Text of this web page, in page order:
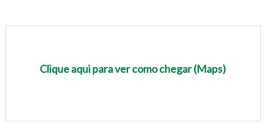
Clique aqui para ver como chegar (Maps)